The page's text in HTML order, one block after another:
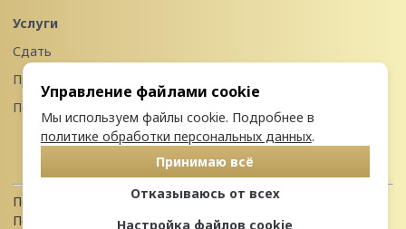
Услуги
Сдать
Продать
Передать в управление
Политика конфиденциальности
Пользовательское соглашение
Управление файлами cookie
Мы используем файлы cookie. Подробнее в
политике обработки персональных данных.
Принимаю всё
Отказываюсь от всех
Настройка файлов cookie